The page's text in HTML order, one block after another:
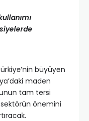
büyüyen
maden
tam tersi
önemini